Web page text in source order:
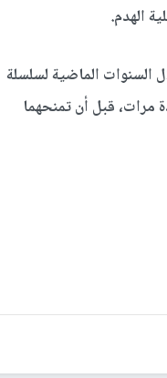
الهدم.
وقد تعرّض مالكاها خلال السنوات الماضية لسلسلة
مرات، قبل أن تمنحهما